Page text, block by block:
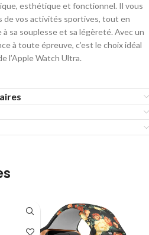
esthétique et fonctionnel. Il vous
de vos activités sportives, tout en
sa souplesse et sa légèreté. Avec un
à toute épreuve, c’est le choix idéal
l’Apple Watch Ultra.